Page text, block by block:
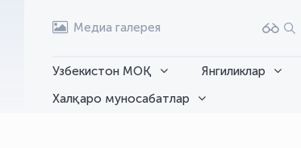
Медиа галерея
Узбекистон МОҚ Янгиликлар
Халқаро муносабатлар